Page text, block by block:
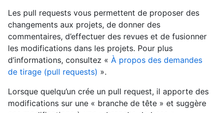
Les pull requests vous permettent de proposer des
changements aux projets, de donner des
commentaires, d’effectuer des revues et de fusionner
les modifications dans les projets. Pour plus
d’informations, consultez « À propos des demandes
de tirage (pull requests) ».
Lorsque quelqu’un crée un pull request, il apporte des
modifications sur une « branche de tête » et suggère